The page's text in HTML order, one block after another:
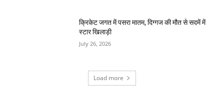
क्रिकेट जगत में पसरा मातम, दिग्गज की मौत से सदमें में
स्टार खिलाड़ी
July 26, 2026
Load more